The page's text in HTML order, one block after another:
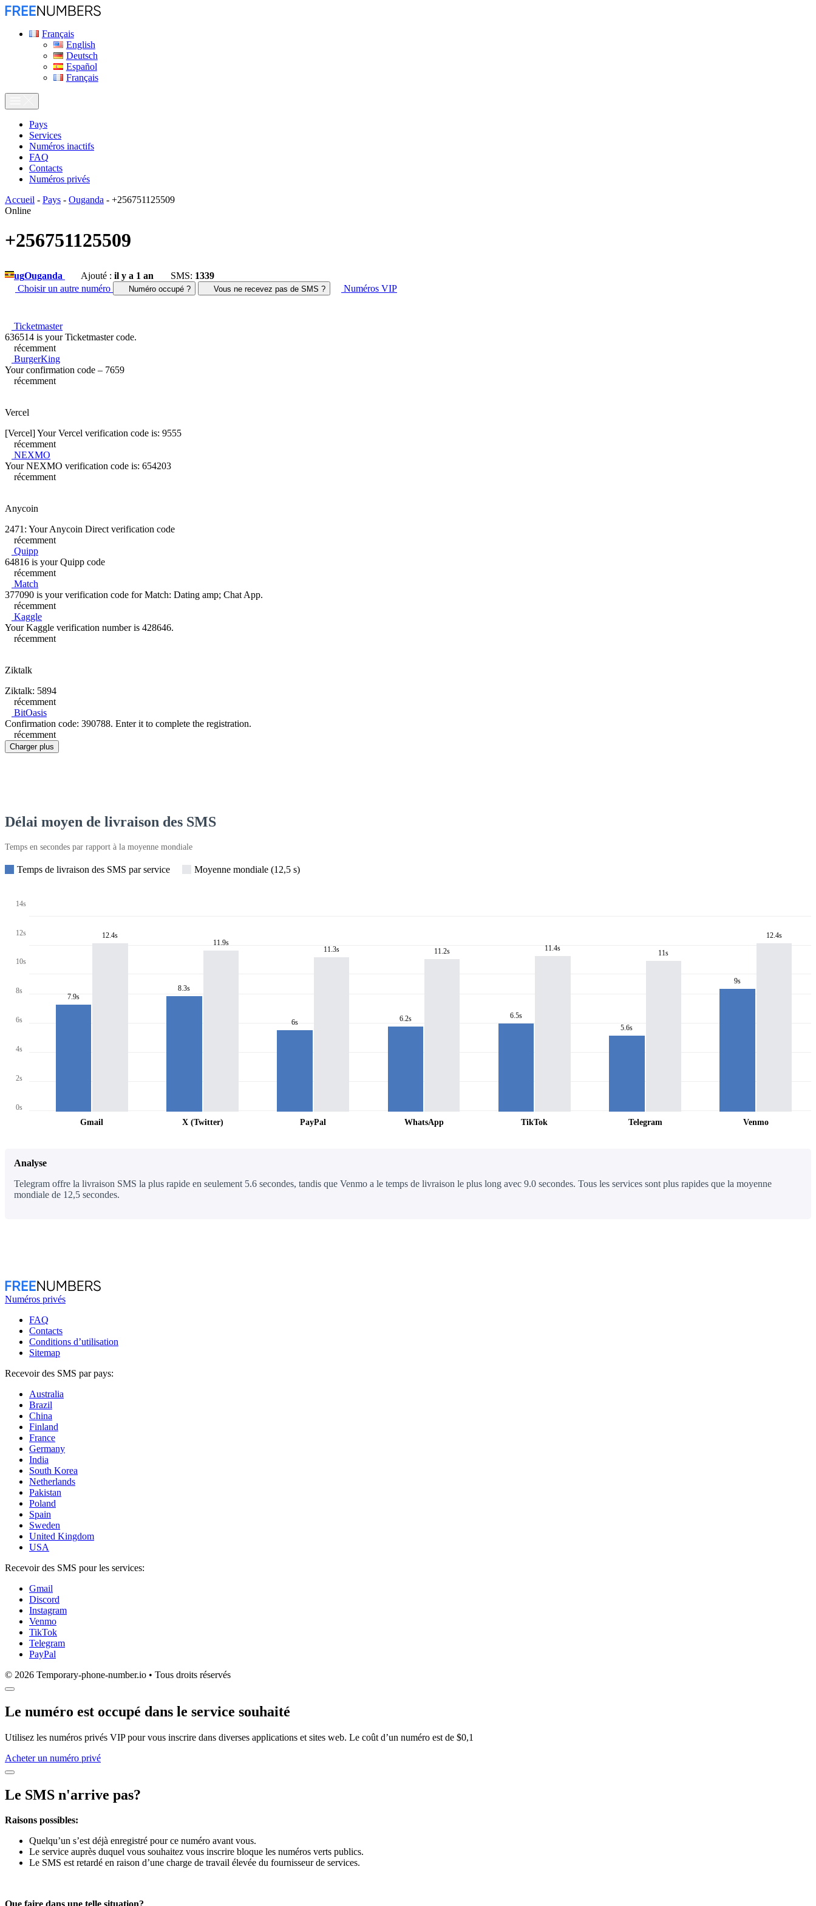
Français
English
Deutsch
Español
Français
Pays
Services
Numéros inactifs
FAQ
Contacts
Numéros privés
Accueil - Pays - Ouganda - +256751125509
Online
+256751125509
ugOuganda Ajouté : il y a 1 an SMS: 1339
Choisir un autre numéro
Numéro occupé ? Vous ne recevez pas de SMS ? Numéros VIP
Ticketmaster
636514 is your Ticketmaster code.
récemment
BurgerKing
Your confirmation code – 7659
récemment
Vercel
[Vercel] Your Vercel verification code is: 9555
récemment
NEXMO
Your NEXMO verification code is: 654203
récemment
Anycoin
2471: Your Anycoin Direct verification code
récemment
Quipp
64816 is your Quipp code
récemment
Match
377090 is your verification code for Match: Dating amp; Chat App.
récemment
Kaggle
Your Kaggle verification number is 428646.
récemment
Ziktalk
Ziktalk: 5894
récemment
BitOasis
Confirmation code: 390788. Enter it to complete the registration.
récemment
Charger plus
Délai moyen de livraison des SMS
Temps en secondes par rapport à la moyenne mondiale
Temps de livraison des SMS par service Moyenne mondiale (12,5 s)
14s
12s
10s
8s
6s
4s
2s
0s
7.9s
12.4s
Gmail
8.3s
11.9s
X (Twitter)
6s
11.3s
PayPal
6.2s
11.2s
WhatsApp
6.5s
11.4s
TikTok
5.6s
11s
Telegram
9s
12.4s
Venmo
Analyse
Telegram offre la livraison SMS la plus rapide en seulement 5.6 secondes, tandis que Venmo a le temps de livraison le plus long avec 9.0 secondes. Tous les services sont plus rapides que la moyenne
mondiale de 12,5 secondes.
Numéros privés
FAQ
Contacts
Conditions d’utilisation
Sitemap
Recevoir des SMS par pays:
Australia
Brazil
China
Finland
France
Germany
India
South Korea
Netherlands
Pakistan
Poland
Spain
Sweden
United Kingdom
USA
Recevoir des SMS pour les services:
Gmail
Discord
Instagram
Venmo
TikTok
Telegram
PayPal
© 2026 Temporary-phone-number.io • Tous droits réservés
Le numéro est occupé dans le service souhaité
Utilisez les numéros privés VIP pour vous inscrire dans diverses applications et sites web. Le coût d’un numéro est de $0,1
Acheter un numéro privé
Le SMS n'arrive pas?
Raisons possibles:
Quelqu’un s’est déjà enregistré pour ce numéro avant vous.
Le service auprès duquel vous souhaitez vous inscrire bloque les numéros verts publics.
Le SMS est retardé en raison d’une charge de travail élevée du fournisseur de services.